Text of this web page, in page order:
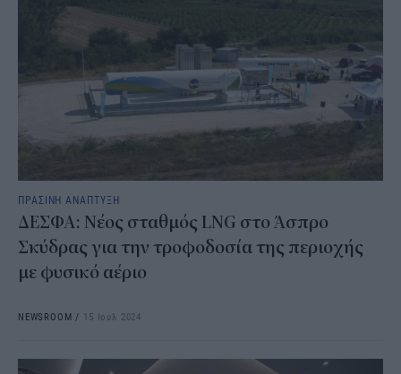
ΠΡΑΣΙΝΗ ΑΝΑΠΤΥΞΗ
ΔΕΣΦΑ: Νέος σταθμός LNG στο Άσπρο
Σκύδρας για την τροφοδοσία της περιοχής
με φυσικό αέριο
NEWSROOM / 15 Ιουλ 2024